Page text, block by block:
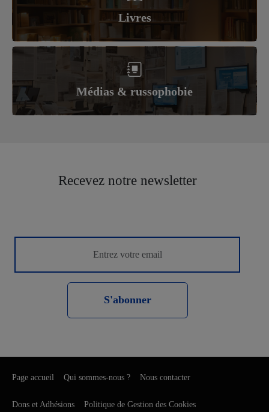
Livres
Médias & russophobie
Recevez notre newsletter
S'abonner
Page accueil Qui sommes-nous ? Nous contacter
Dons et Adhésions Politique de Gestion des Cookies